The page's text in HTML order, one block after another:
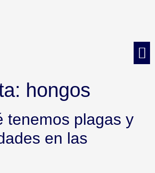
hongos
tenemos plagas y
en las